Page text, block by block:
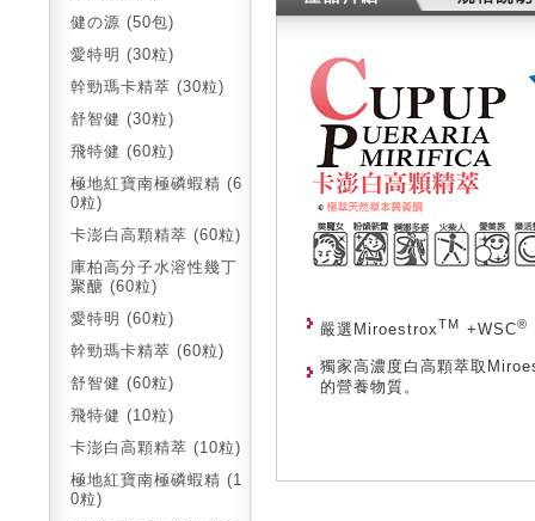
健の源 (50包)
愛特明 (30粒)
幹勁瑪卡精萃 (30粒)
舒智健 (30粒)
飛特健 (60粒)
極地紅寶南極磷蝦精 (6
0粒)
卡澎白高顆精萃 (60粒)
庫柏高分子水溶性幾丁
聚醣 (60粒)
愛特明 (60粒)
幹勁瑪卡精萃 (60粒)
舒智健 (60粒)
飛特健 (10粒)
卡澎白高顆精萃 (10粒)
極地紅寶南極磷蝦精 (1
0粒)
嚴選MiroestroxTM +WSC®
獨家高濃度白高顆萃取
的營養物質。